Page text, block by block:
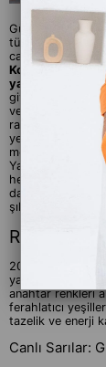
Güneşin
tüm renkleriyle
canlanıyor.
Kolleksiyonu, bu
yansıtan bir
giyim
ve tarzı temsil
rahatlığı ve
yer bulacak bir
modern
Yaz Erkek Giyim
hem de çağın
davet ediyor.
şıklığın
Renkler:
2024 İlkbahar-
yansıtan renk
anahtar renkleri
ferahlatıcı
tazelik ve enerji
Canlı Sarılar: